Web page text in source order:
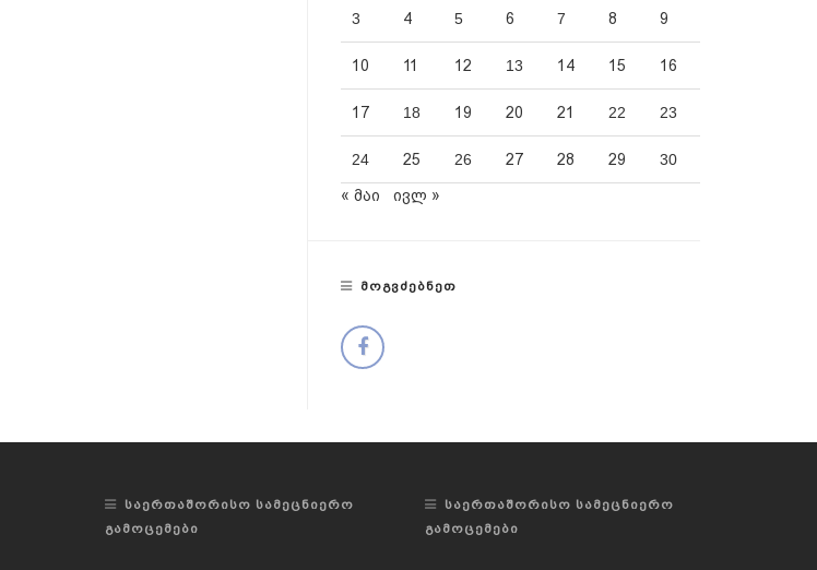
3 4 5 6 7 8 9
10 11 12 13 14 15 16
17 18 19 20 21 22 23
24 25 26 27 28 29 30
« მაი ივლ »
ᲛᲝᲒᲕᲫᲔᲑᲜᲔᲗ
ᲡᲐᲔᲠᲗᲐᲨᲝᲠᲘᲡᲝ ᲡᲐᲛᲔᲪᲜᲘᲔᲠᲝ
ᲒᲐᲛᲝᲪᲔᲛᲔᲑᲘ
ᲡᲐᲔᲠᲗᲐᲨᲝᲠᲘᲡᲝ ᲡᲐᲛᲔᲪᲜᲘᲔᲠᲝ
ᲒᲐᲛᲝᲪᲔᲛᲔᲑᲘ